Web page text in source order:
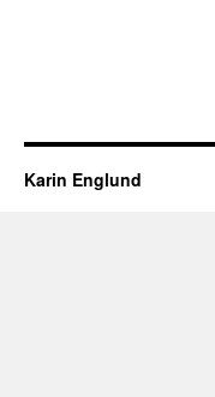
Karin Englund